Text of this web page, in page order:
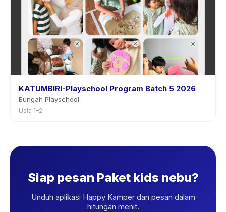
KATUMBIRI-Playschool Program Batch 5 2026
Bungah Playschool
Usia 1–2
Siap pesan Paket kids nebu?
Unduh aplikasi Happy Kamper dan pesan dalam
hitungan menit.